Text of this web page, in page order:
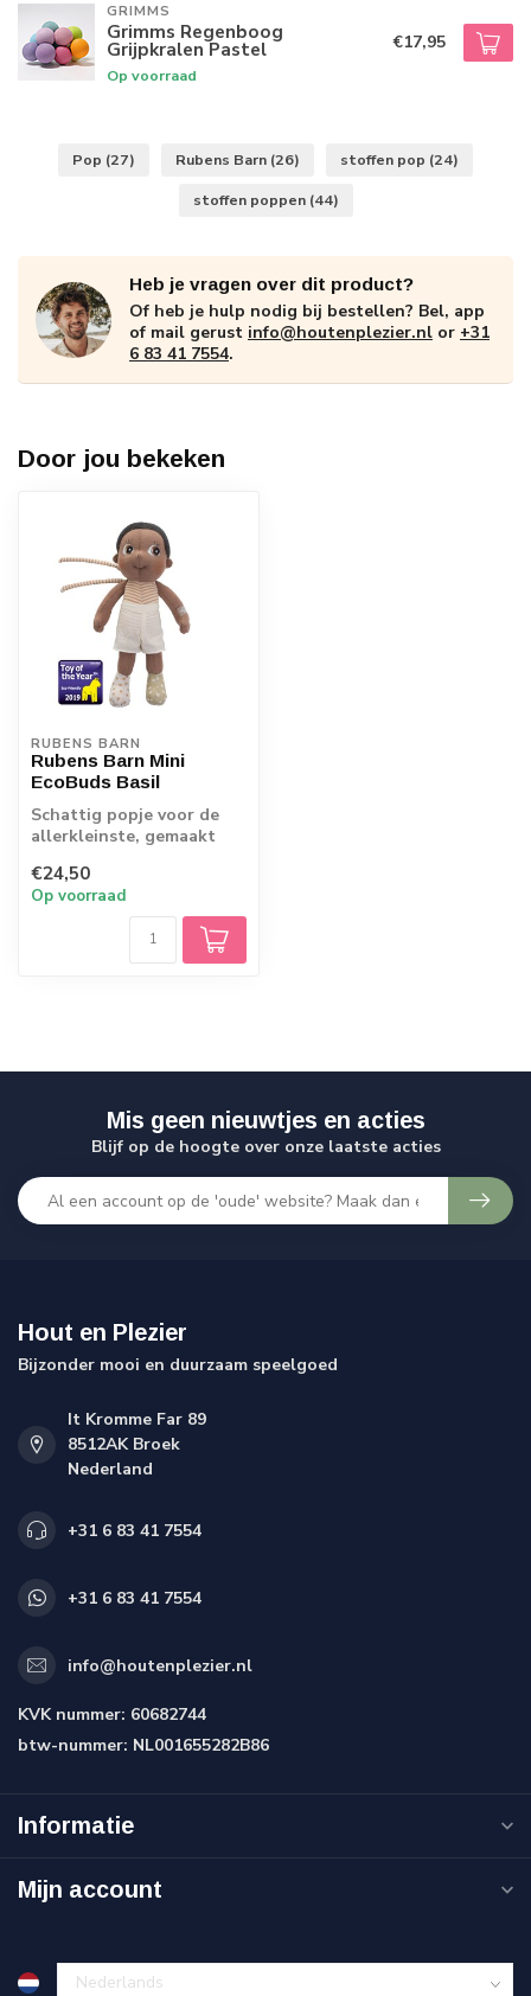
GRIMMS
Grimms Regenboog
Grijpkralen Pastel
Op voorraad
€17,95
Pop (27) Rubens Barn (26) stoffen pop (24)
stoffen poppen (44)
Heb je vragen over dit product?
Of heb je hulp nodig bij bestellen? Bel, app
of mail gerust info@houtenplezier.nl or +31
6 83 41 7554.
Door jou bekeken
RUBENS BARN
Rubens Barn Mini
EcoBuds Basil
Schattig popje voor de
allerkleinste, gemaakt
bandjes op...
€24,50
Op voorraad
Mis geen nieuwtjes en acties
Blijf op de hoogte over onze laatste acties
Hout en Plezier
Bijzonder mooi en duurzaam speelgoed
It Kromme Far 89
8512AK Broek
Nederland
+31 6 83 41 7554
+31 6 83 41 7554
info@houtenplezier.nl
KVK nummer: 60682744
btw-nummer: NL001655282B86
Informatie
Mijn account